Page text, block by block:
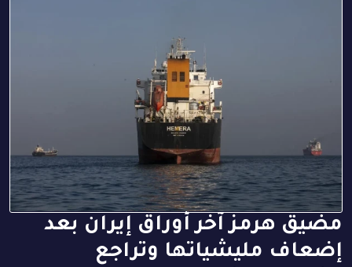
مضيق هرمز آخر أوراق إيران بعد
إضعاف مليشياتها وتراجع